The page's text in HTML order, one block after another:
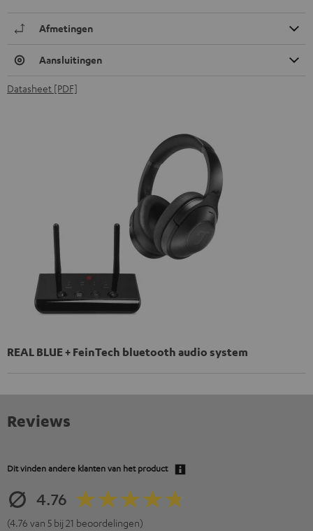
Afmetingen
Aansluitingen
Datasheet [PDF]
REAL BLUE + FeinTech bluetooth audio system
Reviews
Dit vinden andere klanten van het product
4.76
(4.76 van 5 bij 21 beoordelingen)